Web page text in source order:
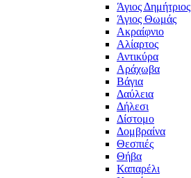
Άγιος Δημήτριος
Άγιος Θωμάς
Ακραίφνιο
Αλίαρτος
Αντικύρα
Αράχωβα
Βάγια
Δαύλεια
Δήλεσι
Δίστομο
Δομβραίνα
Θεσπιές
Θήβα
Καπαρέλι